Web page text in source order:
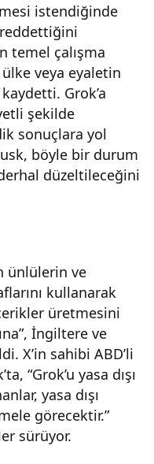
istendiğinde
reddettiğini
temel çalışma
veya eyaletin
Grok’a
şekilde
sonuçlara yol
böyle bir durum
düzeltileceğini
ünlülerin ve
kullanarak
üretmesini
İngiltere ve
X’in sahibi ABD’li
“Grok’u yasa dışı
yasa dışı
görecektir.”
sürüyor.